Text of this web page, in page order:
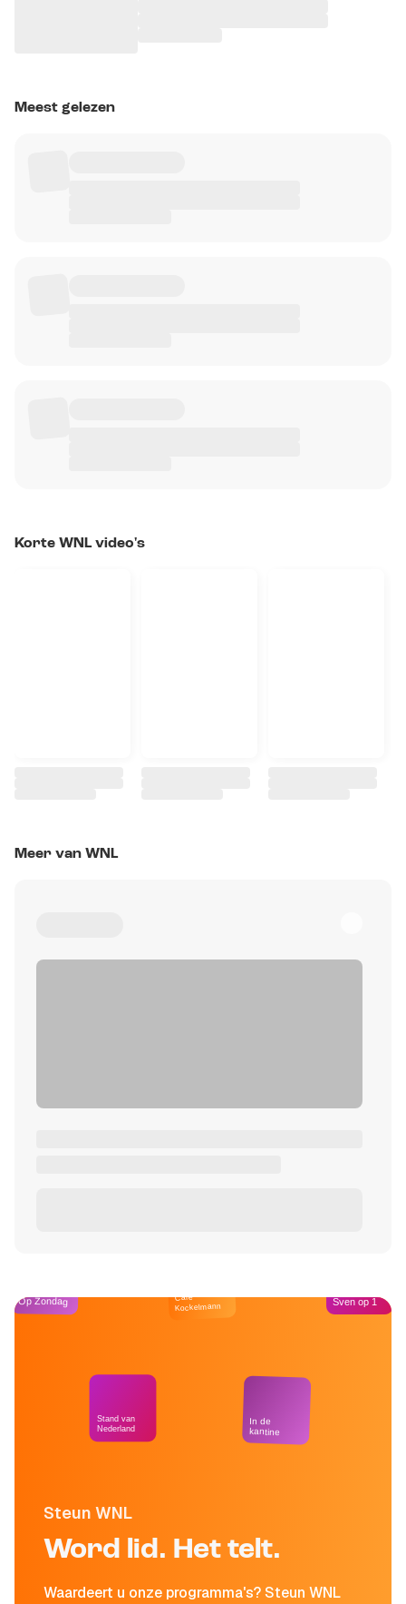
Meest gelezen
Korte WNL video's
Meer van WNL
Steun WNL
Word lid. Het telt.
Waardeert u onze programma's? Steun WNL
Op Zondag
Stand van
Nederland
Café
Kockelmann
In de
kantine
Sven op 1